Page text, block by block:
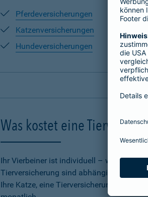
Pferdeversicherungen
Katzenversicherungen
Hundeversicherungen
Was kostet eine
Ihr Vierbeiner ist individuell – wie auch
Tierversicherung sind abhängig vom
Ihre Katze, eine Tierversicherung für